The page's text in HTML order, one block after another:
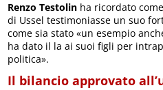
Renzo Testolin ha ricordato
di Ussel testimoniasse un suo
come sia stato «un esempio
ha dato il la ai suoi figli per
politica».
Il bilancio approvato